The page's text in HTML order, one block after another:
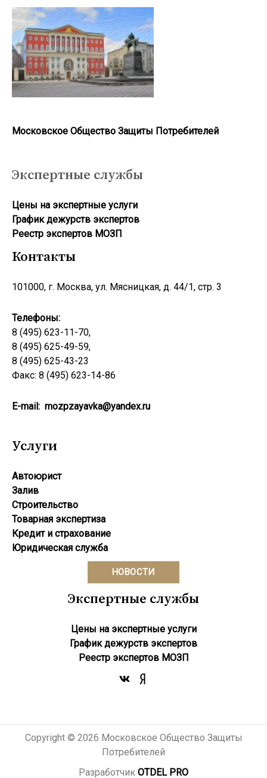
Московское Общество Защиты Потребителей
Экспертные службы
Цены на экспертные услуги
График дежурств экспертов
Реестр экcпертов МОЗП
Контакты
101000, г. Москва, ул. Мясницкая, д. 44/1, стр. 3
Телефоны:
8 (495) 623-11-70,
8 (495) 625-49-59,
8 (495) 625-43-23
Факс: 8 (495) 623-14-86
E-mail: mozpzayavka@yandex.ru
Услуги
Автоюрист
Залив
Строительство
Товарная экспертиза
Кредит и страхование
Юридическая служба
НОВОСТИ
Экспертные службы
Цены на экспертные услуги
График дежурств экспертов
Реестр экcпертов МОЗП
Copyright © 2026 Московское Общество Защиты
Потребителей
Разработчик OTDEL PRO